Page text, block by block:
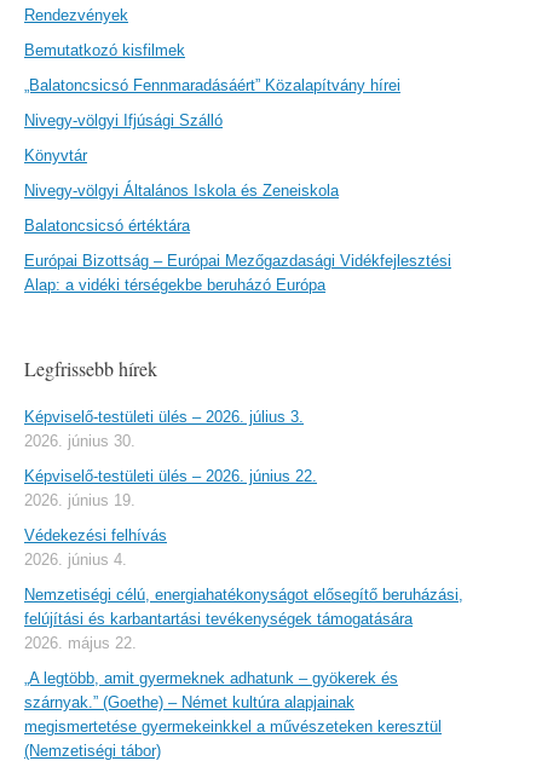
Rendezvények
Bemutatkozó kisfilmek
„Balatoncsicsó Fennmaradásáért” Közalapítvány hírei
Nivegy-völgyi Ifjúsági Szálló
Könyvtár
Nivegy-völgyi Általános Iskola és Zeneiskola
Balatoncsicsó értéktára
Európai Bizottság – Európai Mezőgazdasági Vidékfejlesztési
Alap: a vidéki térségekbe beruházó Európa
Legfrissebb hírek
Képviselő-testületi ülés – 2026. július 3.
2026. június 30.
Képviselő-testületi ülés – 2026. június 22.
2026. június 19.
Védekezési felhívás
2026. június 4.
Nemzetiségi célú, energiahatékonyságot elősegítő beruházási,
felújítási és karbantartási tevékenységek támogatására
2026. május 22.
„A legtöbb, amit gyermeknek adhatunk – gyökerek és
szárnyak.” (Goethe) – Német kultúra alapjainak
megismertetése gyermekeinkkel a művészeteken keresztül
(Nemzetiségi tábor)